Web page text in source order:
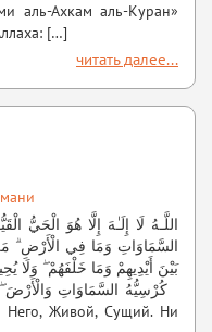
аль-Ахкам аль-Куран»
[…]
читать далее...
السَّمَاوَاتِ وَمَا فِي الْأَرْضِ
بَيْنَ أَيْدِيهِمْ وَمَا خَلْفَهُمْ
كُرْسِيُّهُ السَّمَاوَاتِ وَالْأَرْضَ
Живой, Сущий. Ни